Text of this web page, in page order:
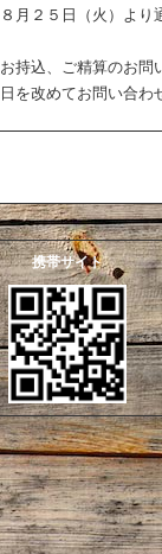
８月２５日（火）より
お持込、ご精算のお問
日を改めてお問い合わ
携帯サイト